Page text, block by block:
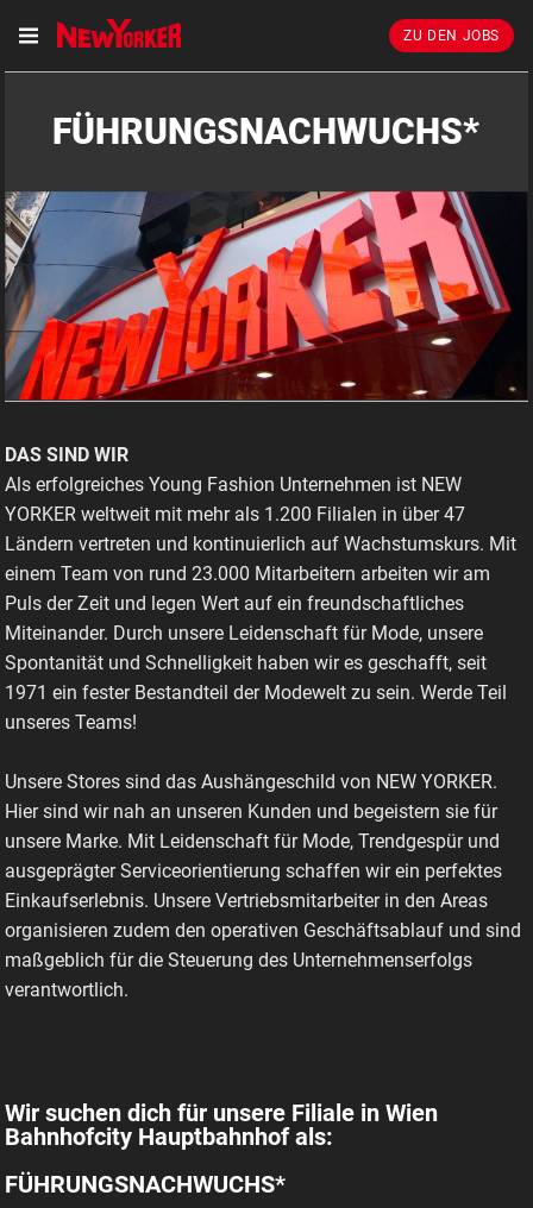
ZU DEN JOBS
FÜHRUNGSNACHWUCHS*
DAS SIND WIR
Als erfolgreiches Young Fashion Unternehmen ist NEW
YORKER weltweit mit mehr als 1.200 Filialen in über 47
Ländern vertreten und kontinuierlich auf Wachstumskurs. Mit
einem Team von rund 23.000 Mitarbeitern arbeiten wir am
Puls der Zeit und legen Wert auf ein freundschaftliches
Miteinander. Durch unsere Leidenschaft für Mode, unsere
Spontanität und Schnelligkeit haben wir es geschafft, seit
1971 ein fester Bestandteil der Modewelt zu sein. Werde Teil
unseres Teams!
Unsere Stores sind das Aushängeschild von NEW YORKER.
Hier sind wir nah an unseren Kunden und begeistern sie für
unsere Marke. Mit Leidenschaft für Mode, Trendgespür und
ausgeprägter Serviceorientierung schaffen wir ein perfektes
Einkaufserlebnis. Unsere Vertriebsmitarbeiter in den Areas
organisieren zudem den operativen Geschäftsablauf und sind
maßgeblich für die Steuerung des Unternehmenserfolgs
verantwortlich.
Wir suchen dich für unsere Filiale in Wien
Bahnhofcity Hauptbahnhof als:
FÜHRUNGSNACHWUCHS*